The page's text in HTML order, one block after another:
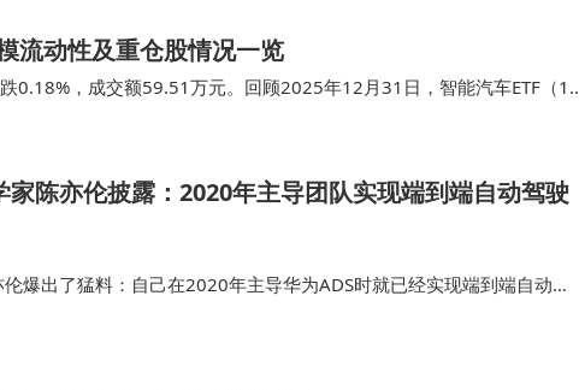
流动性及重仓股情况一览
0.18%，成交额59.51万元。回顾2025年12月31日，智能汽车ETF（15
该基…
家陈亦伦披露：2020年主导团队实现端到端自动驾驶
爆出了猛料：自己在2020年主导华为ADS时就已经实现端到端自动驾
还要早。陈亦伦在访谈中提及，2020年其团队在华为启动端到端自动